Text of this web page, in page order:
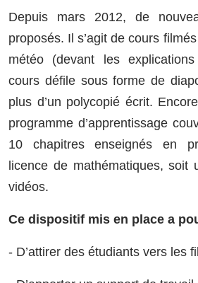
Depuis mars 2012, de
proposés. Il s’agit de cours
météo (devant les
cours défile sous forme de
plus d’un polycopié écrit.
programme d’apprentissage
10 chapitres enseignés en
licence de mathématiques, soit
vidéos.
Ce dispositif mis en place a
- D’attirer des étudiants vers les